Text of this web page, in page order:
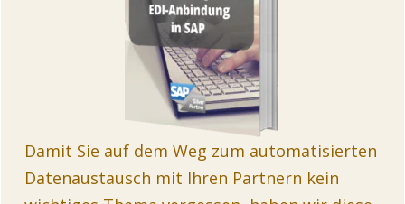
Damit Sie auf dem Weg zum automatisierten
Datenaustausch mit Ihren Partnern kein